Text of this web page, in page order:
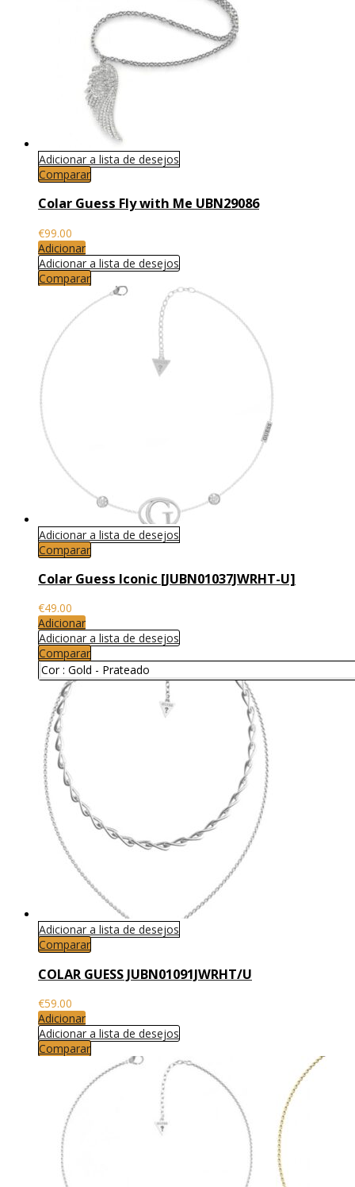
Adicionar a lista de desejos
Comparar
Colar Guess Fly with Me UBN29086
€99.00
Adicionar
Adicionar a lista de desejos
Comparar
Adicionar a lista de desejos
Comparar
Colar Guess Iconic [JUBN01037JWRHT-U]
€49.00
Adicionar
Adicionar a lista de desejos
Comparar
Cor : Gold - Prateado
Adicionar a lista de desejos
Comparar
COLAR GUESS JUBN01091JWRHT/U
€59.00
Adicionar
Adicionar a lista de desejos
Comparar